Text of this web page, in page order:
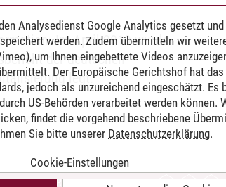
Im April 2019 wurde
der deutschen
legt.
BARRIEREFREIHEIT
Analysedienst Google Analytics gesetzt
werden. Zudem übermitteln wir
um Ihnen eingebettete Videos
Der Europäische Gerichtshof hat
jedoch als unzureichend eingeschätzt. Es
US-Behörden verarbeitet werden können.
findet die vorgehend beschriebene
Sie bitte unserer Datenschutzerklärung.
Cookie-Einstellungen